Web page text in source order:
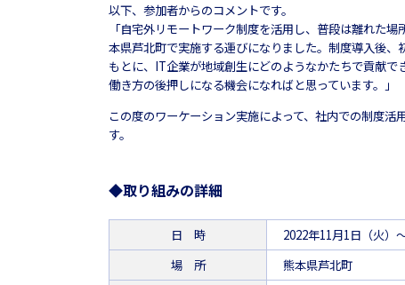
以下、参加者からのコメントです。
「自宅外リモートワーク制度を活用し、普段は離れた
本県芦北町で実施する運びになりました。制度導入後
もとに、IT企業が地域創生にどのようなかたちで貢献
働き方の後押しになる機会になればと思っています。」
この度のワーケーション実施によって、社内での制度
す。
◆取り組みの詳細
日 時
2022年11月1日（火）
場 所
熊本県芦北町